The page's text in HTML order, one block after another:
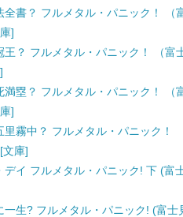
全書？ フルメタル・パニック！ （
]
王？ フルメタル・パニック！ （富
満塁？ フルメタル・パニック！ （
]
里霧中？ フルメタル・パニック！
文庫]
デイ フルメタル・パニック! 下 (富
一生? フルメタル・パニック! (富